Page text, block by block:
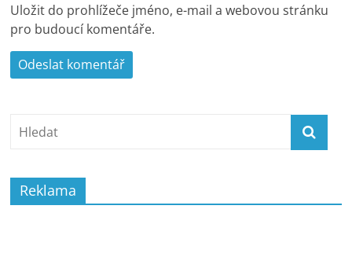
Uložit do prohlížeče jméno, e-mail a webovou stránku
pro budoucí komentáře.
Reklama